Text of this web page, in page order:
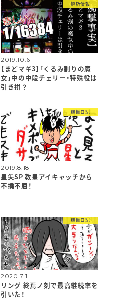
解析情報
2019.10.6
【まどマギ3】「くるみ割りの魔
女」中の中段チェリー・特殊役は
引き損？
稼働日記
2019.8.18
星矢SP 教皇アイキャッチから
不撓不屈！
稼働日記
2020.7.1
リング 終焉ノ刻で最高継続率を
引いた！